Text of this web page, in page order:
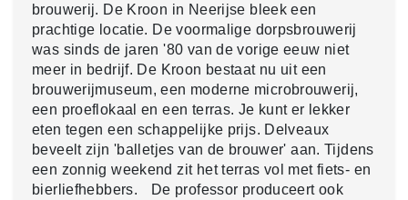
brouwerij. De Kroon in Neerijse bleek een
prachtige locatie. De voormalige dorpsbrouwerij
was sinds de jaren '80 van de vorige eeuw niet
meer in bedrijf. De Kroon bestaat nu uit een
brouwerijmuseum, een moderne microbrouwerij,
een proeflokaal en een terras. Je kunt er lekker
eten tegen een schappelijke prijs. Delveaux
beveelt zijn 'balletjes van de brouwer' aan. Tijdens
een zonnig weekend zit het terras vol met fiets- en
bierliefhebbers. De professor produceert ook